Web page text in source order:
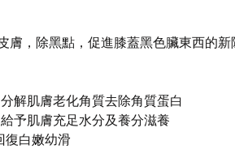
膚，除黑點，促進膝蓋黑色臟東西的
解肌膚老化角質去除角質蛋白
予肌膚充足水分及養分滋養
復白嫩幼滑